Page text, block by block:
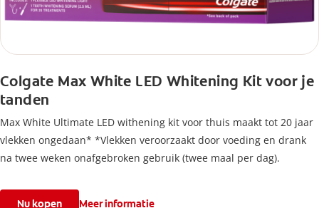
Colgate Max White LED Whitening Kit voor je
tanden
Max White Ultimate LED withening kit voor thuis maakt tot 20 jaar
vlekken ongedaan* *Vlekken veroorzaakt door voeding en drank
na twee weken onafgebroken gebruik (twee maal per dag).
Nu kopen Meer informatie